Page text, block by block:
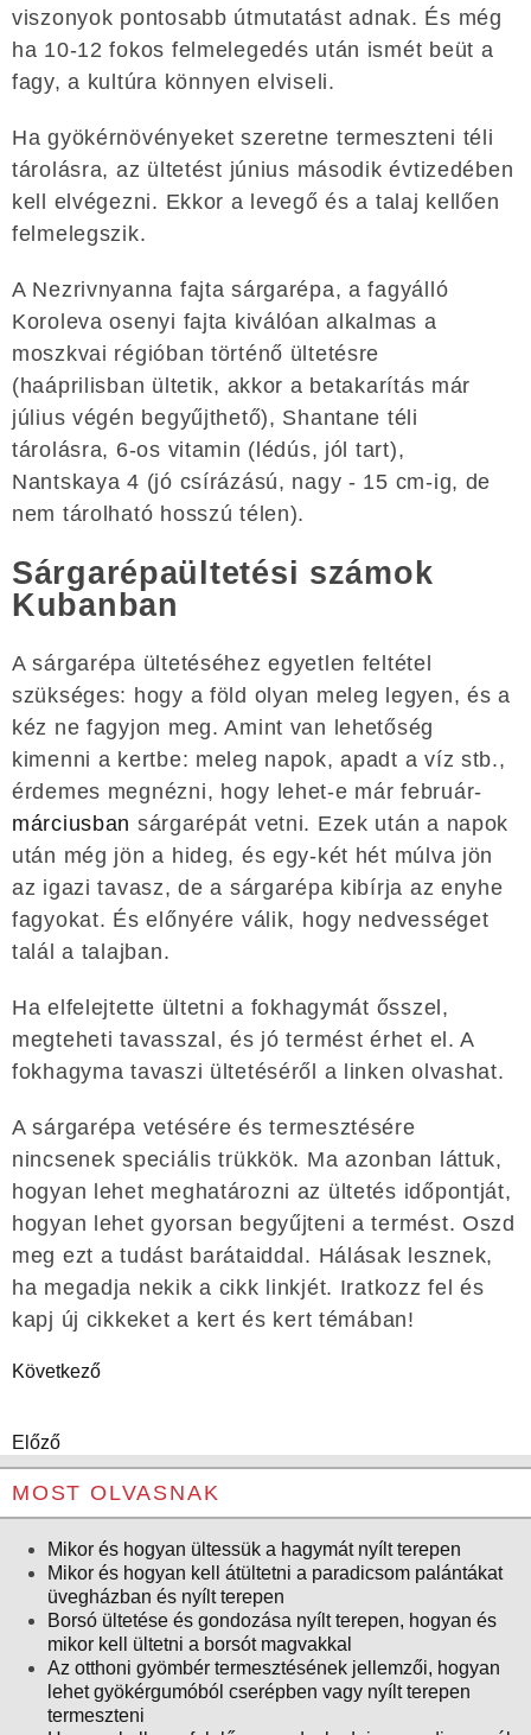
viszonyok pontosabb útmutatást adnak. És még
ha 10-12 fokos felmelegedés után ismét beüt a
fagy, a kultúra könnyen elviseli.
Ha gyökérnövényeket szeretne termeszteni téli
tárolásra, az ültetést június második évtizedében
kell elvégezni. Ekkor a levegő és a talaj kellően
felmelegszik.
A Nezrivnyanna fajta sárgarépa, a fagyálló
Koroleva osenyi fajta kiválóan alkalmas a
moszkvai régióban történő ültetésre
(haáprilisban ültetik, akkor a betakarítás már
július végén begyűjthető), Shantane téli
tárolásra, 6-os vitamin (lédús, jól tart),
Nantskaya 4 (jó csírázású, nagy - 15 cm-ig, de
nem tárolható hosszú télen).
Sárgarépaültetési számok
Kubanban
A sárgarépa ültetéséhez egyetlen feltétel
szükséges: hogy a föld olyan meleg legyen, és a
kéz ne fagyjon meg. Amint van lehetőség
kimenni a kertbe: meleg napok, apadt a víz stb.,
érdemes megnézni, hogy lehet-e már február-
márciusban sárgarépát vetni. Ezek után a napok
után még jön a hideg, és egy-két hét múlva jön
az igazi tavasz, de a sárgarépa kibírja az enyhe
fagyokat. És előnyére válik, hogy nedvességet
talál a talajban.
Ha elfelejtette ültetni a fokhagymát ősszel,
megteheti tavasszal, és jó termést érhet el. A
fokhagyma tavaszi ültetéséről a linken olvashat.
A sárgarépa vetésére és termesztésére
nincsenek speciális trükkök. Ma azonban láttuk,
hogyan lehet meghatározni az ültetés időpontját,
hogyan lehet gyorsan begyűjteni a termést. Oszd
meg ezt a tudást barátaiddal. Hálásak lesznek,
ha megadja nekik a cikk linkjét. Iratkozz fel és
kapj új cikkeket a kert és kert témában!
Következő
Előző
MOST OLVASNAK
Mikor és hogyan ültessük a hagymát nyílt terepen
Mikor és hogyan kell átültetni a paradicsom palántákat
üvegházban és nyílt terepen
Borsó ültetése és gondozása nyílt terepen, hogyan és
mikor kell ültetni a borsót magvakkal
Az otthoni gyömbér termesztésének jellemzői, hogyan
lehet gyökérgumóból cserépben vagy nyílt terepen
termeszteni